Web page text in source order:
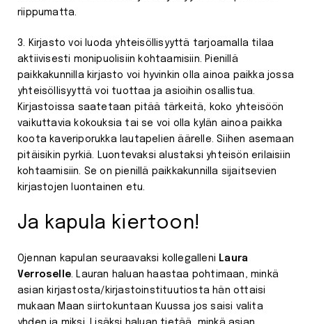
riippumatta.
3. Kirjasto voi luoda yhteisöllisyyttä tarjoamalla tilaa
aktiivisesti monipuolisiin kohtaamisiin. Pienillä
paikkakunnilla kirjasto voi hyvinkin olla ainoa paikka jossa
yhteisöllisyyttä voi tuottaa ja asioihin osallistua.
Kirjastoissa saatetaan pitää tärkeitä, koko yhteisöön
vaikuttavia kokouksia tai se voi olla kylän ainoa paikka
koota kaveriporukka lautapelien äärelle. Siihen asemaan
pitäisikin pyrkiä. Luontevaksi alustaksi yhteisön erilaisiin
kohtaamisiin. Se on pienillä paikkakunnilla sijaitsevien
kirjastojen luontainen etu.
Ja kapula kiertoon!
Ojennan kapulan seuraavaksi kollegalleni Laura
Verroselle . Lauran haluan haastaa pohtimaan, minkä
asian kirjastosta/kirjastoinstituutiosta hän ottaisi
mukaan Maan siirtokuntaan Kuussa jos saisi valita